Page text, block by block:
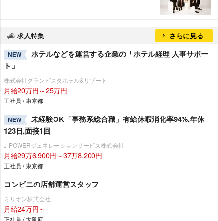
求人特集 さらに見る
NEW
ホテルなどを運営する企業の「ホテル経理 人事サポー
ト」
株式会社グランビスタホテル&リゾート
月給20万円～25万円
正社員 / 東京都
NEW
未経験OK「事務系総合職」有給休暇消化率94%,年休
123日,面接1回
J-POWERジェネレーションサービス株式会社
月給29万6,900円～37万8,200円
正社員 / 東京都
コンビニの店舗運営スタッフ
ミリオン株式会社
月給24万円～
正社員 / 大阪府